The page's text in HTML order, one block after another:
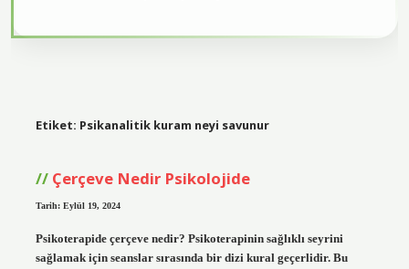
Etiket: Psikanalitik kuram neyi savunur
Çerçeve Nedir Psikolojide
Tarih: Eylül 19, 2024
Psikoterapide çerçeve nedir? Psikoterapinin sağlıklı seyrini
sağlamak için seanslar sırasında bir dizi kural geçerlidir. Bu